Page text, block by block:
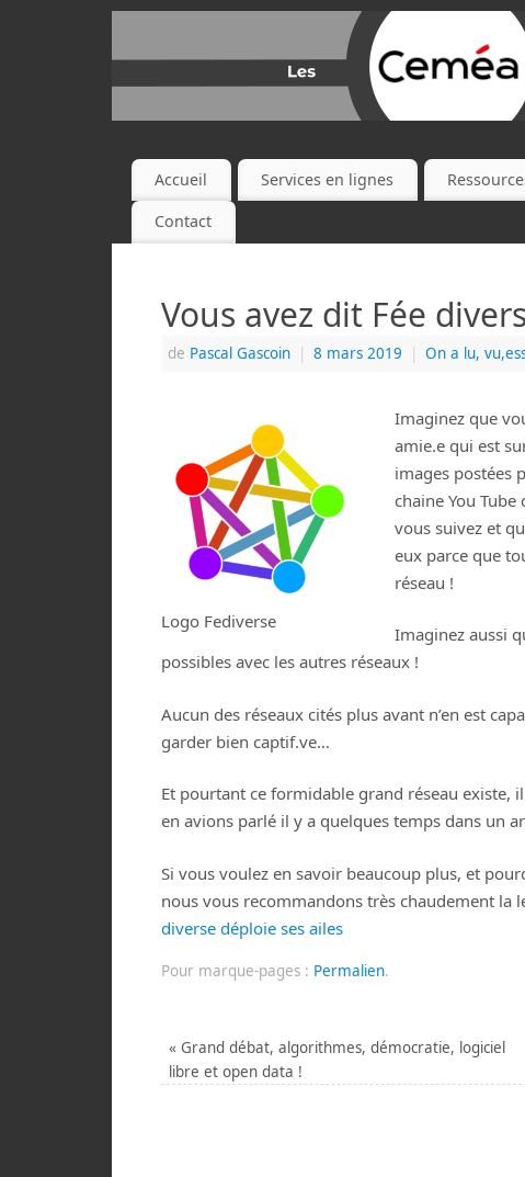
Accueil Services en lignes
Contact
Vous avez dit Fée
de Pascal Gascoin | 8 mars 2019 | On a lu,
Logo Fediverse
Imaginez que
amie.e qui est
images postées
chaine You
vous suivez et
eux parce que
réseau !
Imaginez aussi
possibles avec les autres réseaux !
Aucun des réseaux cités plus avant n’en est
garder bien captif.ve…
Et pourtant ce formidable grand réseau existe,
en avions parlé il y a quelques temps dans un
Si vous voulez en savoir beaucoup plus, et
nous vous recommandons très chaudement la
diverse déploie ses ailes
Pour marque-pages : Permalien.
« Grand débat, algorithmes, démocratie, logiciel
libre et open data !